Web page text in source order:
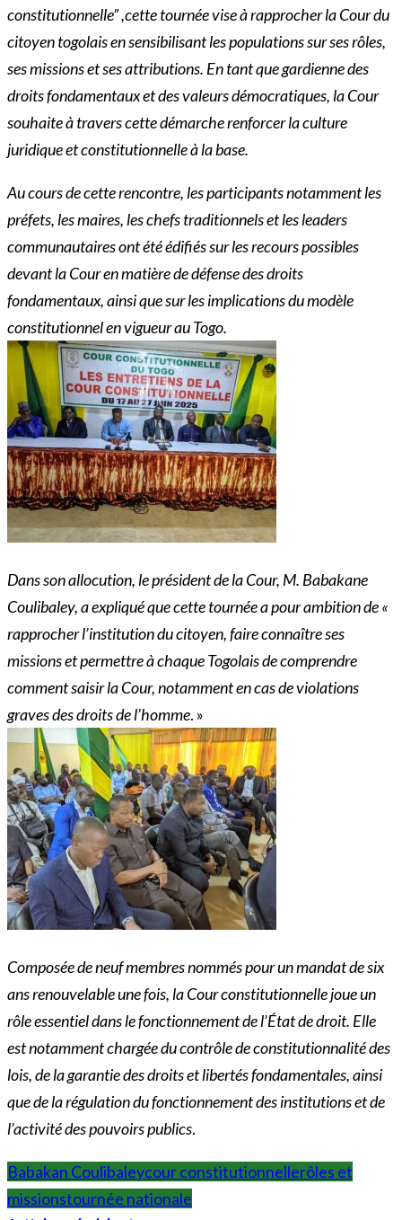
constitutionnelle” ,cette tournée vise à rapprocher la Cour du
citoyen togolais en sensibilisant les populations sur ses rôles,
ses missions et ses attributions. En tant que gardienne des
droits fondamentaux et des valeurs démocratiques, la Cour
souhaite à travers cette démarche renforcer la culture
juridique et constitutionnelle à la base.
Au cours de cette rencontre, les participants notamment les
préfets, les maires, les chefs traditionnels et les leaders
communautaires ont été édifiés sur les recours possibles
devant la Cour en matière de défense des droits
fondamentaux, ainsi que sur les implications du modèle
constitutionnel en vigueur au Togo.
Dans son allocution, le président de la Cour, M. Babakane
Coulibaley, a expliqué que cette tournée a pour ambition de «
rapprocher l’institution du citoyen, faire connaître ses
missions et permettre à chaque Togolais de comprendre
comment saisir la Cour, notamment en cas de violations
graves des droits de l’homme. »
Composée de neuf membres nommés pour un mandat de six
ans renouvelable une fois, la Cour constitutionnelle joue un
rôle essentiel dans le fonctionnement de l’État de droit. Elle
est notamment chargée du contrôle de constitutionnalité des
lois, de la garantie des droits et libertés fondamentales, ainsi
que de la régulation du fonctionnement des institutions et de
l’activité des pouvoirs publics.
Babakan Coulibaleycour constitutionnellerôles et
missionstournée nationale